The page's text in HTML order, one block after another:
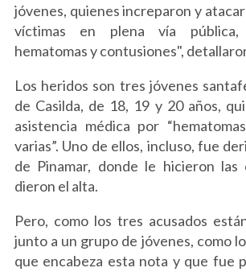
jóvenes, quienes increparon y
víctimas en plena vía pública,
hematomas y contusiones",
Los heridos son tres jóvenes
de Casilda, de 18, 19 y 20 años,
asistencia médica por
varias”. Uno de ellos, incluso, fue
de Pinamar, donde le hicieron las
dieron el alta.
Pero, como los tres acusados
junto a un grupo de jóvenes, como
que encabeza esta nota y que fue